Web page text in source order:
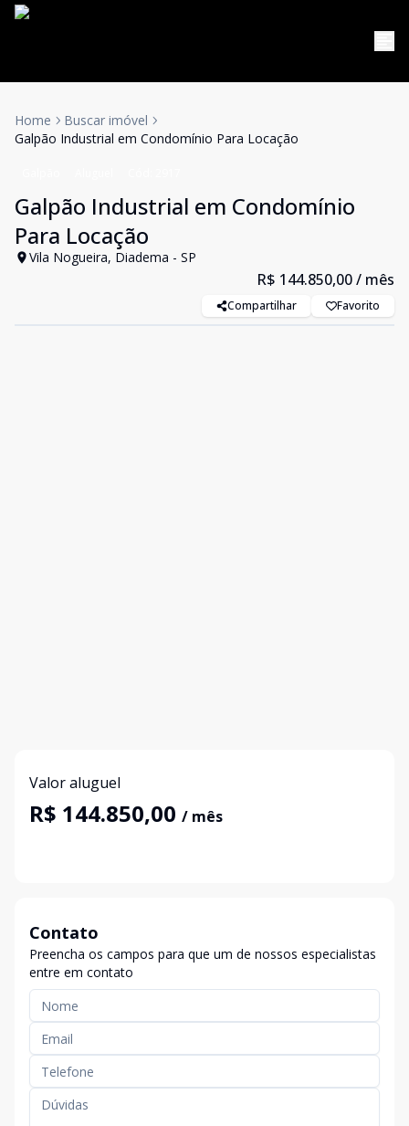
Home
Buscar imóvel
Galpão Industrial em Condomínio Para Locação
Galpão Industrial em Condomínio
Para Locação
Vila Nogueira, Diadema - SP
R$ 144.850,00/ mês
Compartilhar Favorito
Valor aluguel
R$ 144.850,00 / mês
Contato
Preencha os campos para que um de nossos especialistas
entre em contato